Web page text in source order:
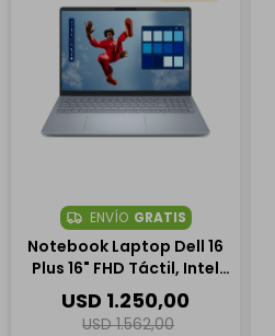
ENVÍO GRATIS
Notebook Laptop Dell 16
Plus 16" FHD Táctil, Intel
Core Ultra 9 288V, 32GB
RAM, 1TB SSD
USD 1.250,00
USD 1.562,00